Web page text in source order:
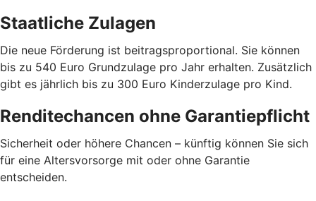
Staatliche Zulagen
Die neue Förderung ist beitragsproportional. Sie können
bis zu 540 Euro Grundzulage pro Jahr erhalten. Zusätzlich
gibt es jährlich bis zu 300 Euro Kinderzulage pro Kind.
Renditechancen ohne Garantiepflicht
Sicherheit oder höhere Chancen – künftig können Sie sich
für eine Altersvorsorge mit oder ohne Garantie
entscheiden.